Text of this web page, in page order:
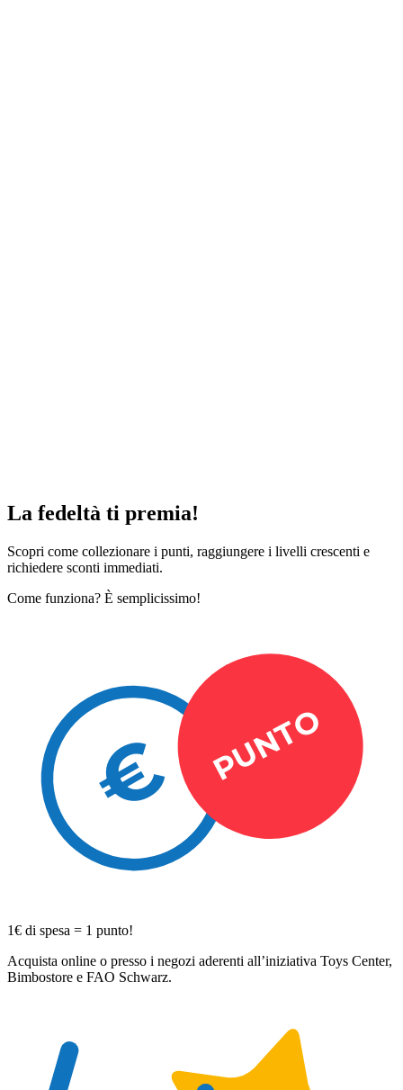
La fedeltà ti premia!
Scopri come collezionare i punti, raggiungere i livelli crescenti e
richiedere sconti immediati.
Come funziona? È semplicissimo!
€ PUNTO
1€ di spesa = 1 punto!
Acquista online o presso i negozi aderenti all’iniziativa Toys Center,
Bimbostore e FAO Schwarz.